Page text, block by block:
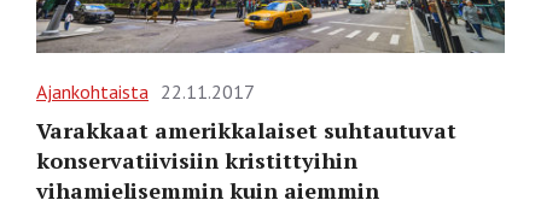
Ajankohtaista 22.11.2017
Varakkaat amerikkalaiset suhtautuvat
konservatiivisiin kristittyihin
vihamielisemmin kuin aiemmin